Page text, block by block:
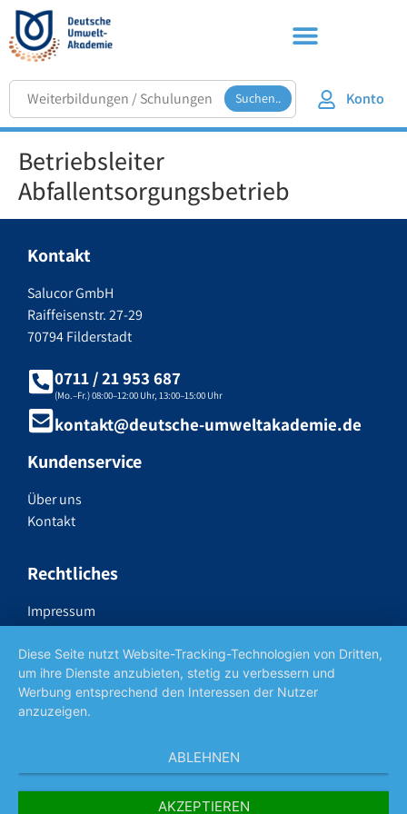
Suchen.. Konto
Betriebsleiter
Abfallentsorgungsbetrieb
Kontakt
Salucor GmbH
Raiffeisenstr. 27-29
70794 Filderstadt
0711 / 21 953 687
(Mo.–Fr.) 08:00–12:00 Uhr, 13:00–15:00 Uhr
kontakt@deutsche-umweltakademie.de
Kundenservice
Über uns
Kontakt
Rechtliches
Impressum
Datenschutzerklärung
Widerrufsrecht
AGB
Diese Seite nutzt Website-Tracking-Technologien von Dritten,
um ihre Dienste anzubieten, stetig zu verbessern und
Werbung entsprechend den Interessen der Nutzer
anzuzeigen.
ABLEHNEN
AKZEPTIEREN